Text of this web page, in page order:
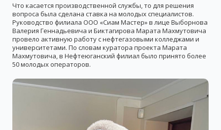
Что касается производственной службы, то для решения
вопроса была сделана ставка на молодых специалистов.
Руководство филиала ООО «Сиам Мастер» в лице Выборнова
Валерия Геннадьевича и Биктагирова Марата Махмутовича
провело активную работу с нефтегазовыми колледжами и
университетами. По словам куратора проекта Марата
Махмутовича, в Нефтеюганский филиал было принято более
50 молодых операторов.